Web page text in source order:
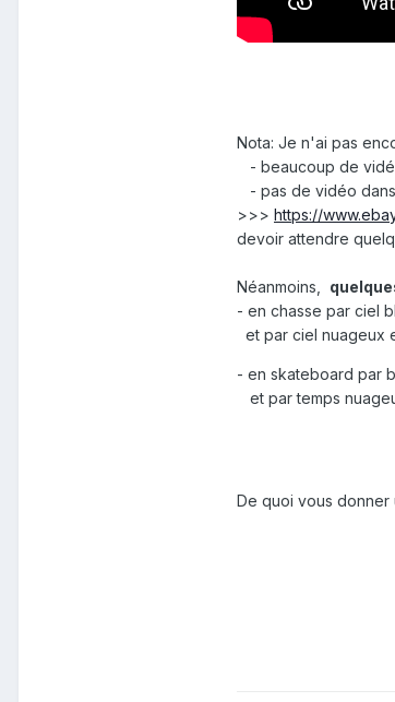
Nota: Je n'ai pas
- beaucoup de
- pas de vidéo
>>> https://
devoir attendre
Néanmoins,
- en chasse par ciel
et par ciel nuageux
- en skateboard par
et par temps
De quoi vous